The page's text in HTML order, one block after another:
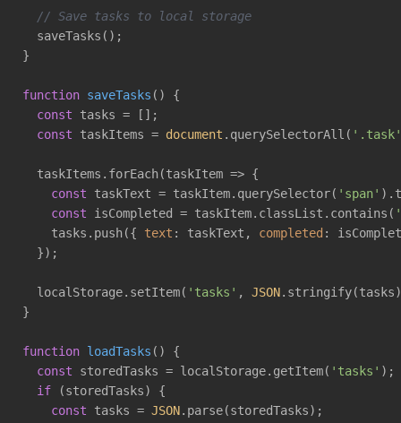
// Save tasks to local storage
  saveTasks();
}
function saveTasks ( ) {
const tasks = [];
const taskItems = document .querySelectorAll( '.task'
  taskItems.forEach(
taskItem => {
const taskText = taskItem.querySelector( 'span'
const isCompleted = taskItem.classList.contains(
    tasks.push({
text : taskText, completed :
  });
  localStorage.setItem(
'tasks' , JSON
}
function loadTasks ( ) {
const storedTasks = localStorage.getItem( 'tasks' );
if (storedTasks) {
const tasks = JSON.parse(storedTasks);